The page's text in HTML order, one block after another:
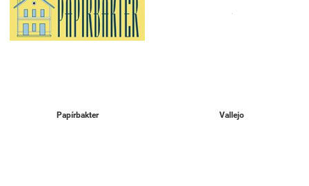
Papírbakter Vallejo